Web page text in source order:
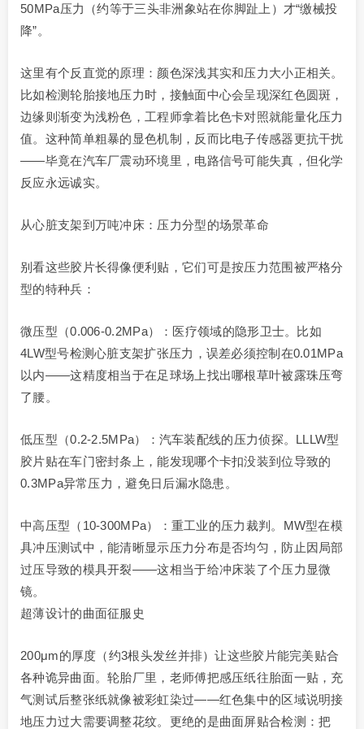
50MPa压力（约等于三头非洲象站在你脚趾上）才“缴械投
降”。
这里有个反直觉的原理：颜色深浅其实和压力大小正相关。
比如检测轮胎接地压力时，接触面中心会呈现深红色圆斑，
边缘则渐变为浅粉色，工程师拿着比色卡对照就能量化压力
值。这种简单粗暴的显色机制，反而比电子传感器更抗干扰
——毕竟在汽车厂震动环境里，电路信号可能失真，但化学
反应永远诚实。
从心脏支架到万吨冲床：压力分型的场景革命
别看这些胶片长得像便利贴，它们可是按压力范围被严格分
型的特种兵：
微压型（0.006-0.2MPa）：医疗领域的隐形卫士。比如
4LW型号检测心脏支架扩张压力，误差必须控制在0.01MPa
以内——这精度相当于在足球场上找出哪根草叶被露珠压弯
了腰。
低压型（0.2-2.5MPa）：汽车装配线的压力侦探。LLLW型
胶片贴在车门密封条上，能发现哪个卡扣没装到位导致的
0.3MPa异常压力，避免日后漏水隐患。
中高压型（10-300MPa）：重工业的压力裁判。MW型在模
具冲压测试中，能清晰显示压力分布是否均匀，防止因局部
过压导致的模具开裂——这相当于给冲床装了个压力显微
镜。
超薄设计的曲面征服史
200μm的厚度（约3根头发丝并排）让这些胶片能完美贴合
各种诡异曲面。轮胎厂里，老师傅把感压纸往胎面一贴，充
气测试后整张纸就像被彩虹染过——红色集中的区域说明接
地压力过大需要调整花纹。更绝的是曲面屏贴合检测：把